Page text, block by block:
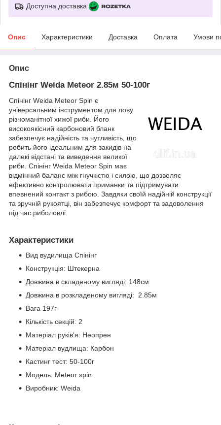
Доступна доставка
Опис Характеристики Доставка Оплата Умови
Опис
Спінінг Weida Meteor 2.85м 50-100г
Спінінг Weida Meteor Spin є
універсальним інструментом для лову
різноманітної хижої риби. Його
високоякісний карбоновий бланк
забезпечує надійність та чутливість, що
робить його ідеальним для закидів на
далекі відстані та виведення великої
риби. Спінінг Weida Meteor Spin має
відмінний баланс між гнучкістю і силою, що дозволяє
ефективно контролювати приманки та підтримувати
впевнений контакт з рибою. Завдяки своїй надійній конструкції
та зручній рукоятці, він забезпечує комфорт та задоволення
під час риболовлі.
Характеристики
Вид вудилища Спінінг
Конструкція: Штекерна
Довжина в складеному вигляді: 148см
Довжина в розкладеному вигляді: 2.85м
Вага 197г
Кількість секцій: 2
Матеріал руків'я: Неопрен
Матеріал вудлища: Карбон
Кастинг тест: 50-100г
Модель: Meteor spin
Виробник: Weida